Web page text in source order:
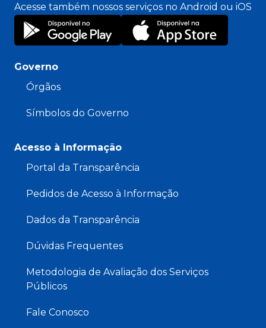
Acesse também nossos serviços no Android ou iOS
Governo
Órgãos
Símbolos do Governo
Acesso à Informação
Portal da Transparência
Pedidos de Acesso à Informação
Dados da Transparência
Dúvidas Frequentes
Metodologia de Avaliação dos Serviços
Públicos
Fale Conosco